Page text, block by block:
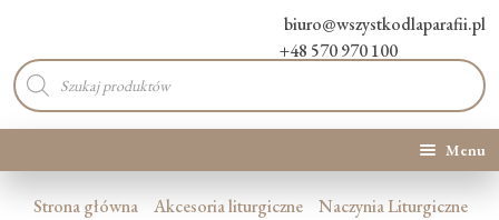
biuro@wszystkodlaparafii.pl
+48 570 970 100
Wyszukiwarka
produktów
Menu
Kategorie produktów
Strona główna Akcesoria liturgiczne
Naczynia Liturgiczne